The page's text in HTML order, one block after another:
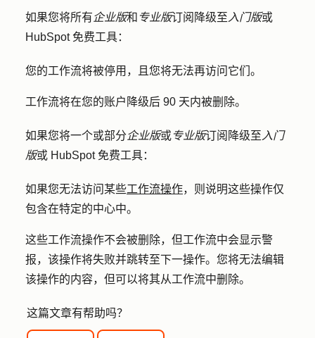
如果您将所有企业版和 专业版订阅降级至 入门版或
HubSpot 免费工具：
您的工作流将被停用，且您将无法再访问它们。
工作流将在您的账户降级后 90 天内被删除。
如果您将一个或部分企业版或专业版订阅降级至 入门
版或 HubSpot 免费工具：
如果您无法访问某些工作流操作，则说明这些操作仅
包含在特定的中心中。
这些工作流操作不会被删除，但工作流中会显示警
报，该操作将失败并跳转至下一操作。您将无法编辑
该操作的内容，但可以将其从工作流中删除。
这篇文章有帮助吗？